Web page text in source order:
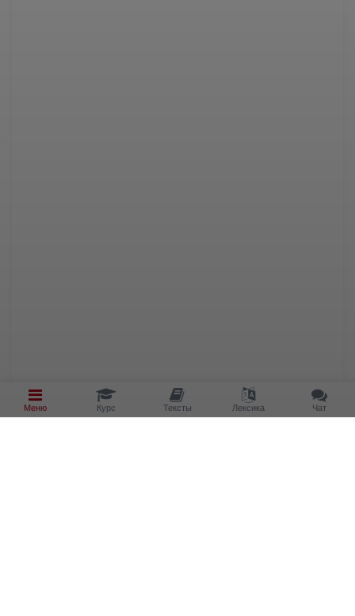
Меню Курс Тексты Лексика Чат